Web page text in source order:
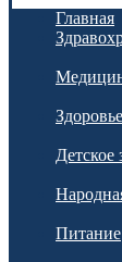
Главная
Здоровье
Детское
Питание